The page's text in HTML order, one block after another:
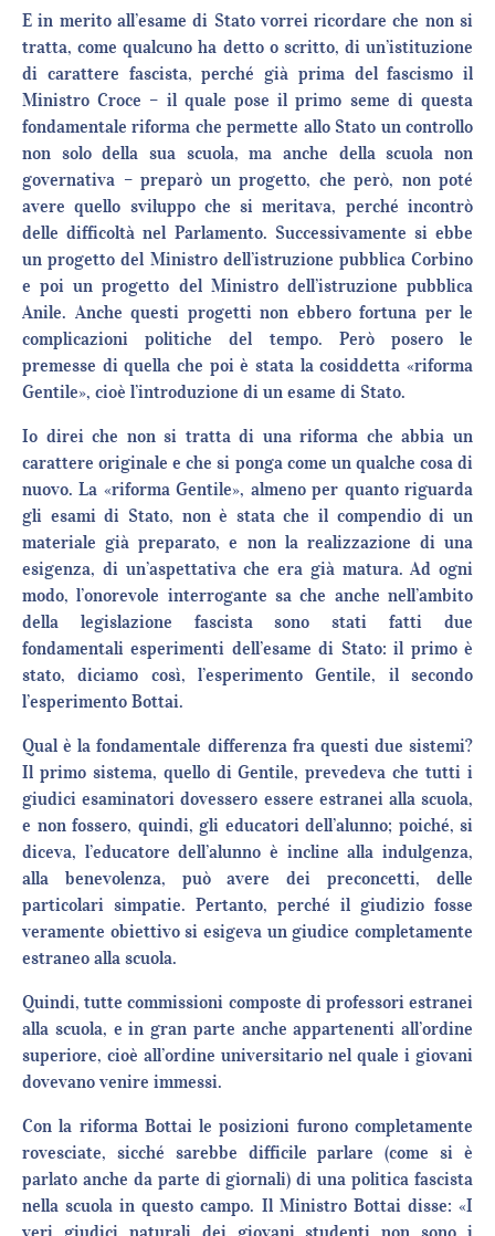
E in merito all’esame di Stato vorrei ricordare che non si
tratta, come qualcuno ha detto o scritto, di un’istituzione
di carattere fascista, perché già prima del fascismo il
Ministro Croce – il quale pose il primo seme di questa
fondamentale riforma che permette allo Stato un controllo
non solo della sua scuola, ma anche della scuola non
governativa – preparò un progetto, che però, non poté
avere quello sviluppo che si meritava, perché incontrò
delle difficoltà nel Parlamento. Successivamente si ebbe
un progetto del Ministro dell’istruzione pubblica Corbino
e poi un progetto del Ministro dell’istruzione pubblica
Anile. Anche questi progetti non ebbero fortuna per le
complicazioni politiche del tempo. Però posero le
premesse di quella che poi è stata la cosiddetta «riforma
Gentile», cioè l’introduzione di un esame di Stato.
Io direi che non si tratta di una riforma che abbia un
carattere originale e che si ponga come un qualche cosa di
nuovo. La «riforma Gentile», almeno per quanto riguarda
gli esami di Stato, non è stata che il compendio di un
materiale già preparato, e non la realizzazione di una
esigenza, di un’aspettativa che era già matura. Ad ogni
modo, l’onorevole interrogante sa che anche nell’ambito
della legislazione fascista sono stati fatti due
fondamentali esperimenti dell’esame di Stato: il primo è
stato, diciamo così, l’esperimento Gentile, il secondo
l’esperimento Bottai.
Qual è la fondamentale differenza fra questi due sistemi?
Il primo sistema, quello di Gentile, prevedeva che tutti i
giudici esaminatori dovessero essere estranei alla scuola,
e non fossero, quindi, gli educatori dell’alunno; poiché, si
diceva, l’educatore dell’alunno è incline alla indulgenza,
alla benevolenza, può avere dei preconcetti, delle
particolari simpatie. Pertanto, perché il giudizio fosse
veramente obiettivo si esigeva un giudice completamente
estraneo alla scuola.
Quindi, tutte commissioni composte di professori estranei
alla scuola, e in gran parte anche appartenenti all’ordine
superiore, cioè all’ordine universitario nel quale i giovani
dovevano venire immessi.
Con la riforma Bottai le posizioni furono completamente
rovesciate, sicché sarebbe difficile parlare (come si è
parlato anche da parte di giornali) di una politica fascista
nella scuola in questo campo. Il Ministro Bottai disse: «I